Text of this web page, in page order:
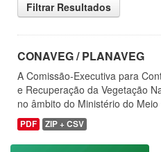
Filtrar Resultados
CONAVEG / PLANAVEG
A Comissão-Executiva para
e Recuperação da Vegetação
no âmbito do Ministério do
PDF ZIP + CSV